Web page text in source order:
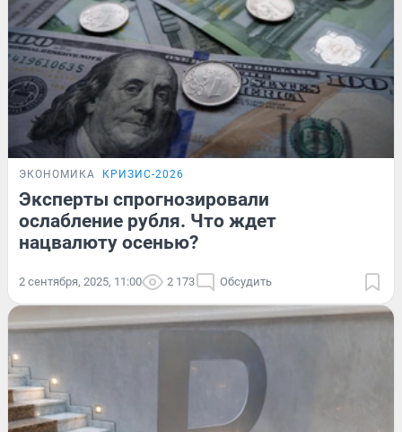
ЭКОНОМИКА КРИЗИС-2026
Эксперты спрогнозировали
ослабление рубля. Что ждет
нацвалюту осенью?
2 сентября, 2025, 11:00 2 173 Обсудить